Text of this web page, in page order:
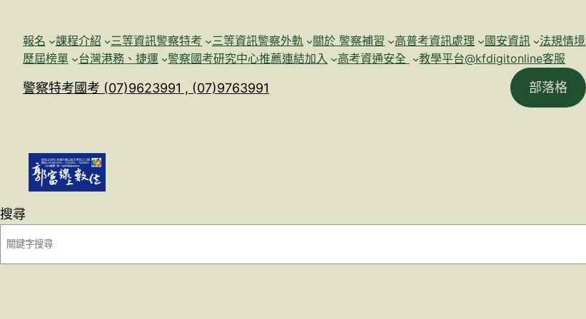
報名 課程介紹 三等資訊警察特考 三等資訊警察外軌 關於 警察補習 高普考資訊處理 國安資訊 法規情境
歷屆榜單
台灣港務、捷運 警察國考研究中心推薦連結加入 高考資通安全 教學平台@kfdigitonline客服
警察特考國考 (07)9623991 , (07)9763991 部落格
搜尋